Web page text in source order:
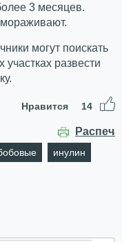
3 месяцев.
могут поискать
участках развести
Нравится 14
инулин